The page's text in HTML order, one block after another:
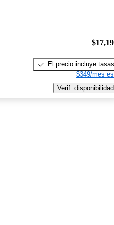
El precio incluye tasas
$349/mes
Verif. disponibilidad